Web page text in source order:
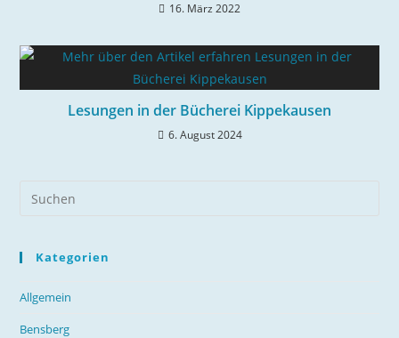
16. März 2022
Lesungen in der Bücherei Kippekausen
6. August 2024
Kategorien
Allgemein
Bensberg